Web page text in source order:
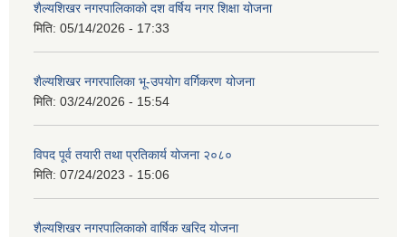
शैल्यशिखर नगरपालिकाको दश वर्षिय नगर शिक्षा योजना
मिति: 05/14/2026 - 17:33
शैल्यशिखर नगरपालिका भू-उपयोग वर्गिकरण योजना
मिति: 03/24/2026 - 15:54
विपद पूर्व तयारी तथा प्रतिकार्य योजना २०८०
मिति: 07/24/2023 - 15:06
शैल्यशिखर नगरपालिकाको वार्षिक खरिद योजना